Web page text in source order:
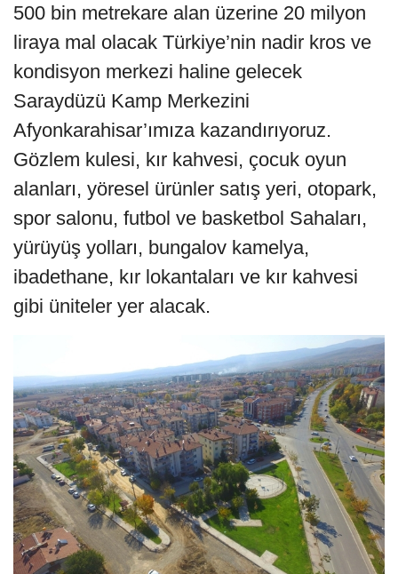
500 bin metrekare alan üzerine 20 milyon
liraya mal olacak Türkiye’nin nadir kros ve
kondisyon merkezi haline gelecek
Saraydüzü Kamp Merkezini
Afyonkarahisar’ımıza kazandırıyoruz.
Gözlem kulesi, kır kahvesi, çocuk oyun
alanları, yöresel ürünler satış yeri, otopark,
spor salonu, futbol ve basketbol Sahaları,
yürüyüş yolları, bungalov kamelya,
ibadethane, kır lokantaları ve kır kahvesi
gibi üniteler yer alacak.